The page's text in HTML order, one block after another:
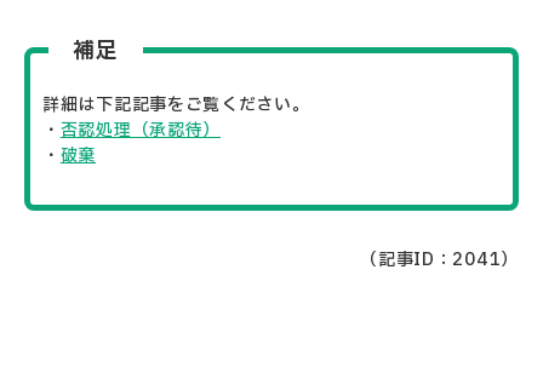
補足
詳細は下記記事をご覧ください。
・ 否認処理（承認待）
・ 破棄
（記事ID：2041）